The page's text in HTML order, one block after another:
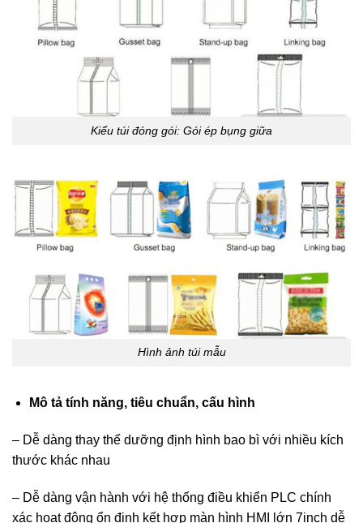
Kiểu túi đóng gói: Gói ép bụng giữa
Hình ảnh túi mẫu
Mô tả tính năng, tiêu chuẩn, cấu hình
– Dễ dàng thay thế dưỡng định hình bao bì với nhiều kích
thước khác nhau
– Dễ dàng vận hành với hệ thống điều khiển PLC chính
xác hoạt động ổn định kết hợp màn hình HMI lớn 7inch dễ